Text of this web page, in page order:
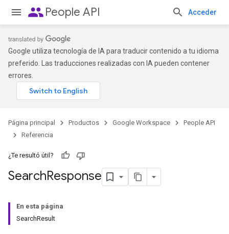
peoplePeople API Acceder
Google utiliza tecnología de IA para traducir contenido a tu idioma
preferido. Las traducciones realizadas con IA pueden contener
errores.
Página principal Productos Google Workspace
People API
Referencia
¿Te resultó útil?
SearchResponse
En esta página
SearchResult